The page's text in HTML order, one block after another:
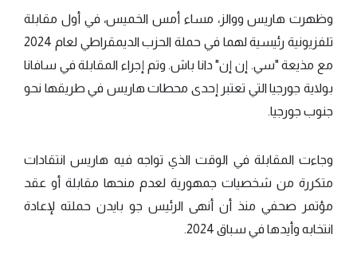
وظهرت هاريس ووالز، مساء أمس الخميس، في أول مقابلة
تلفزيونية رئيسية لهما في حملة الحزب الديمقراطي لعام 2024
مع مذيعة "سي. إن إن" دانا باش. وتم إجراء المقابلة في سافانا
بولاية جورجيا التي تعتبر إحدى محطات هاريس في طريقها نحو
جنوب جورجيا.
وجاءت المقابلة في الوقت الذي تواجه فيه هاريس انتقادات
متكررة من شخصيات جمهورية لعدم منحها مقابلة أو عقد
مؤتمر صحفي منذ أن أنهى الرئيس جو بايدن حملته لإعادة
انتخابه وأيدها في سباق 2024.